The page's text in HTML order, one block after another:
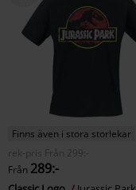
Finns även i stora storlekar
rek-pris
Från 299:-
Från 289:-